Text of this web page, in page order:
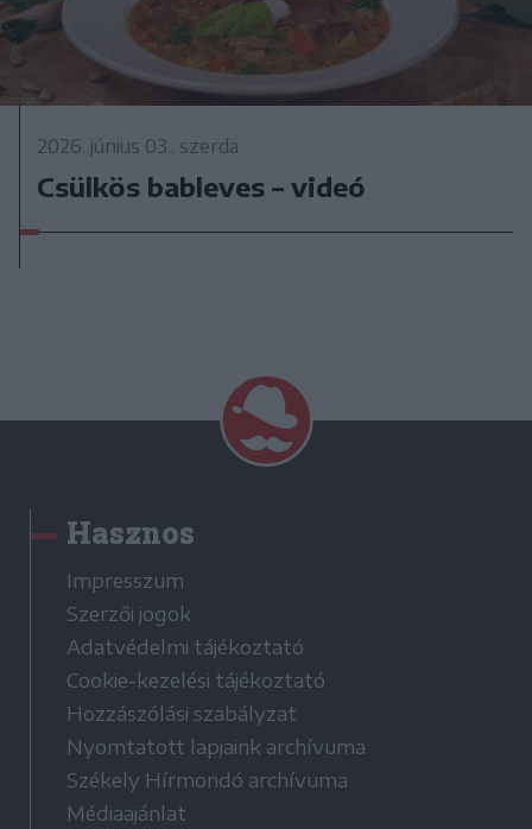
2026. június 03., szerda
Csülkös bableves – videó
Hasznos
Impresszum
Szerzői jogok
Adatvédelmi tájékoztató
Cookie-kezelési tájékoztató
Hozzászólási szabályzat
Nyomtatott lapjaink archívuma
Székely Hírmondó archívuma
Médiaajánlat